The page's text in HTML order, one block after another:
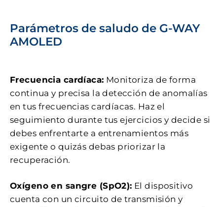
Parámetros de saludo de G-WAY
AMOLED
Frecuencia cardíaca: Monitoriza de forma
continua y precisa la detección de anomalías
en tus frecuencias cardíacas. Haz el
seguimiento durante tus ejercicios y decide si
debes enfrentarte a entrenamientos más
exigente o quizás debas priorizar la
recuperación.
Oxígeno en sangre (SpO2): El dispositivo
cuenta con un circuito de transmisión y